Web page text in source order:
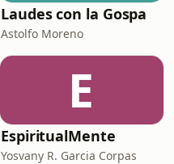
Laudes con la Gospa
Astolfo Moreno
E
EspiritualMente
Yosvany R. Garcia Corpas